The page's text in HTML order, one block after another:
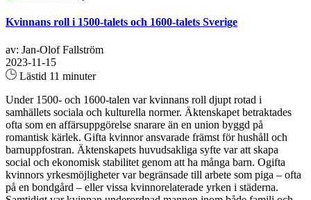
Kvinnans roll i 1500-talets och 1600-talets Sverige
av: Jan-Olof Fallström
2023-11-15
Lästid 11 minuter
Under 1500- och 1600-talen var kvinnans roll djupt rotad i
samhällets sociala och kulturella normer. Äktenskapet betraktades
ofta som en affärsuppgörelse snarare än en union byggd på
romantisk kärlek. Gifta kvinnor ansvarade främst för hushåll och
barnuppfostran. Äktenskapets huvudsakliga syfte var att skapa
social och ekonomisk stabilitet genom att ha många barn. Ogifta
kvinnors yrkesmöjligheter var begränsade till arbete som piga – ofta
på en bondgård – eller vissa kvinnorelaterade yrken i städerna.